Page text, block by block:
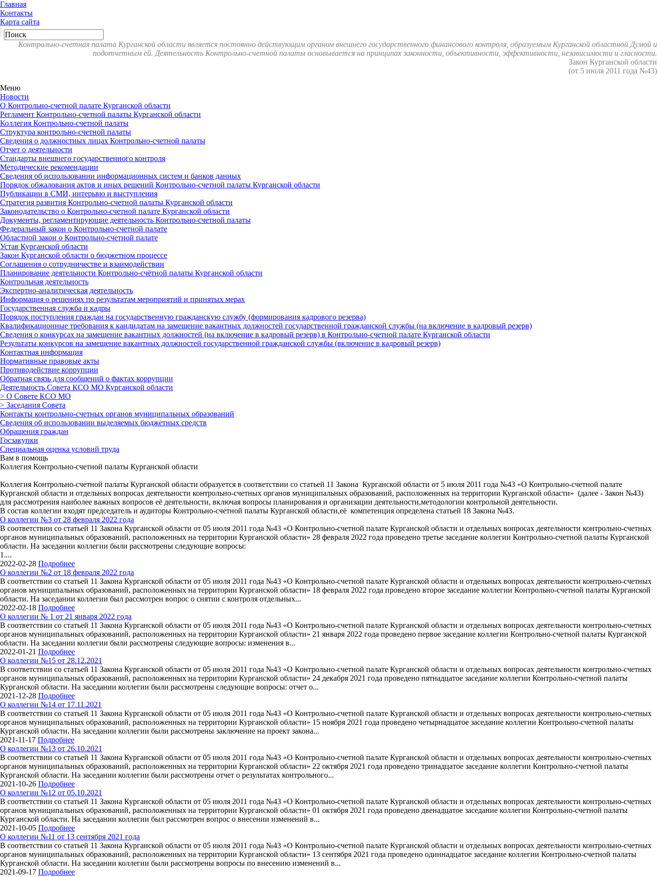
Главная
Контакты
Карта сайта
Контрольно-счетная палата Курганской области является постоянно действующим органом внешнего государственного финансового контроля, образуемым Курганской областной Думой и
подотчетным ей. Деятельность Контрольно-счетной палаты основывается на принципах законности, объективности, эффективности, независимости и гласности.
Закон Курганской области
(от 5 июля 2011 года №43)
Меню
Новости
О Контрольно-счетной палате Курганской области
Регламент Контрольно-счетной палаты Курганской области
Коллегия Контрольно-счетной палаты
Структура контрольно-счетной палаты
Сведения о должностных лицах Контрольно-счетной палаты
Отчет о деятельности
Стандарты внешнего государственного контроля
Методические рекомендации
Сведения об использовании информационных систем и банков данных
Порядок обжалования актов и иных решений Контрольно-счетной палаты Курганской области
Публикации в СМИ, интерьвю и выступления
Стратегия развития Контрольно-счетной палаты Курганской области
Законодательство о Контрольно-счетной палате Курганской области
Документы, регламентирующие деятельность Контрольно-счетной палаты
Федеральный закон о Контрольно-счетной палате
Областной закон о Контрольно-счетной палате
Устав Курганской области
Закон Курганской области о бюджетном процессе
Соглашения о сотрудничестве и взаимодействии
Планирование деятельности Контрольно-счётной палаты Курганcкой области
Контрольная деятельность
Экспертно-аналитическая деятельность
Информация о решениях по результатам мероприятий и принятых мерах
Государственная служба и кадры
Порядок поступления граждан на государственную гражданскую службу (формирования кадрового резерва)
Квалификационные требования к кандидатам на замещение вакантных должностей государственной гражданской службы (на включение в кадровый резерв)
Сведения о конкурсах на замещение вакантных должностей (на включение в кадровый резерв) в Контрольно-счетной палате Курганской области
Результаты конкурсов на замещение вакантных должностей государственной гражданской службы (включение в кадровый резерв)
Контактная информация
Нормативные правовые акты
Противодействие коррупции
Обратная связь для сообщений о фактах коррупции
Деятельность Совета КСО МО Курганской области
> О Совете КСО МО
> Заседания Совета
Контакты контрольно-счетных органов муниципальных образований
Сведения об использовании выделяемых бюджетных средств
Обращения граждан
Госзакупки
Специальная оценка условий труда
Вам в помощь
Коллегия Контрольно-счетной палаты Курганской области
Коллегия Контрольно-счетной палаты Курганской области образуется в соответствии со статьей 11 Закона Курганской области от 5 июля 2011 года №43 «О Контрольно-счетной палате
Курганской области и отдельных вопросах деятельности контрольно-счетных органов муниципальных образований, расположенных на территории Курганской области» (далее - Закон №43)
для рассмотрения наиболее важных вопросов её деятельности, включая вопросы планирования и организации деятельности,методологии контрольной деятельности.
В состав коллегии входят председатель и аудиторы Контрольно-счетной палаты Курганской области,её компетенция определена статьей 18 Закона №43.
О коллегии №3 от 28 февраля 2022 года
В соответствии со статьей 11 Закона Курганской области от 05 июля 2011 года №43 «О Контрольно-счетной палате Курганской области и отдельных вопросах деятельности контрольно-счетных
органов муниципальных образований, расположенных на территории Курганской области» 28 февраля 2022 года проведено третье заседание коллегии Контрольно-счетной палаты Курганской
области. На заседании коллегии были рассмотрены следующие вопросы:
1....
2022-02-28 Подробнее
О коллегии №2 от 18 февраля 2022 года
В соответствии со статьей 11 Закона Курганской области от 05 июля 2011 года №43 «О Контрольно-счетной палате Курганской области и отдельных вопросах деятельности контрольно-счетных
органов муниципальных образований, расположенных на территории Курганской области» 18 февраля 2022 года проведено второе заседание коллегии Контрольно-счетной палаты Курганской
области. На заседании коллегии был рассмотрен вопрос о снятии с контроля отдельных...
2022-02-18 Подробнее
О коллегии № 1 от 21 января 2022 года
В соответствии со статьей 11 Закона Курганской области от 05 июля 2011 года №43 «О Контрольно-счетной палате Курганской области и отдельных вопросах деятельности контрольно-счетных
органов муниципальных образований, расположенных на территории Курганской области» 21 января 2022 года проведено первое заседание коллегии Контрольно-счетной палаты Курганской
области. На заседании коллегии были рассмотрены следующие вопросы: изменения в...
2022-01-21 Подробнее
О коллегии №15 от 28.12.2021
В соответствии со статьей 11 Закона Курганской области от 05 июля 2011 года №43 «О Контрольно-счетной палате Курганской области и отдельных вопросах деятельности контрольно-счетных
органов муниципальных образований, расположенных на территории Курганской области» 24 декабря 2021 года проведено пятнадцатое заседание коллегии Контрольно-счетной палаты
Курганской области. На заседании коллегии были рассмотрены следующие вопросы: отчет о...
2021-12-28 Подробнее
О коллегии №14 от 17.11.2021
В соответствии со статьей 11 Закона Курганской области от 05 июля 2011 года №43 «О Контрольно-счетной палате Курганской области и отдельных вопросах деятельности контрольно-счетных
органов муниципальных образований, расположенных на территории Курганской области» 15 ноября 2021 года проведено четырнадцатое заседание коллегии Контрольно-счетной палаты
Курганской области. На заседании коллегии были рассмотрены заключение на проект закона...
2021-11-17 Подробнее
О коллегии №13 от 26.10.2021
В соответствии со статьей 11 Закона Курганской области от 05 июля 2011 года №43 «О Контрольно-счетной палате Курганской области и отдельных вопросах деятельности контрольно-счетных
органов муниципальных образований, расположенных на территории Курганской области» 22 октября 2021 года проведено тринадцатое заседание коллегии Контрольно-счетной палаты
Курганской области. На заседании коллегии были рассмотрены отчет о результатах контрольного...
2021-10-26 Подробнее
О коллегии №12 от 05.10.2021
В соответствии со статьей 11 Закона Курганской области от 05 июля 2011 года №43 «О Контрольно-счетной палате Курганской области и отдельных вопросах деятельности контрольно-счетных
органов муниципальных образований, расположенных на территории Курганской области» 01 октября 2021 года проведено двенадцатое заседание коллегии Контрольно-счетной палаты
Курганской области. На заседании коллегии был рассмотрен вопрос о внесении изменений в...
2021-10-05 Подробнее
О коллегии №11 от 13 сентября 2021 года
В соответствии со статьей 11 Закона Курганской области от 05 июля 2011 года №43 «О Контрольно-счетной палате Курганской области и отдельных вопросах деятельности контрольно-счетных
органов муниципальных образований, расположенных на территории Курганской области» 13 сентября 2021 года проведено одиннадцатое заседание коллегии Контрольно-счетной палаты
Курганской области. На заседании коллегии были рассмотрены вопросы по внесению изменений в...
2021-09-17 Подробнее